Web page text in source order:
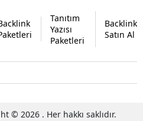
Tanıtım
Yazısı
Paketleri
Backlink
Satın Al
© 2026 . Her hakkı saklıdır.